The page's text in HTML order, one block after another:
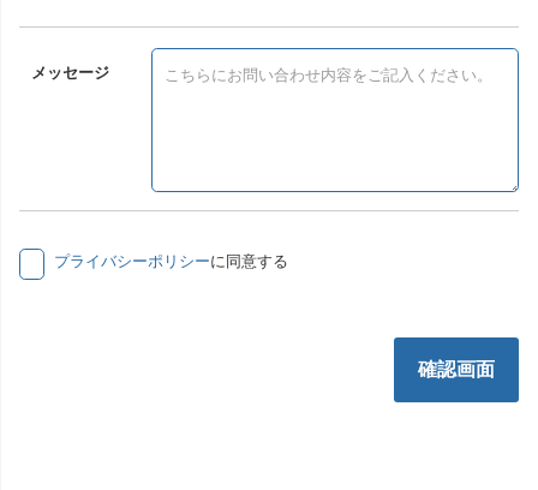
メッセージ
プライバシーポリシーに同意する
確認画面